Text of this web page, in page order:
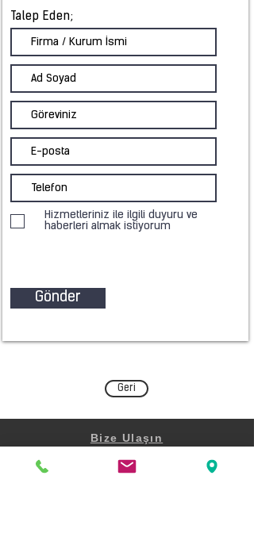
Talep Eden;
Hizmetleriniz ile ilgili duyuru ve
haberleri almak istiyorum
Gönder
Geri
Bize Ulaşın
Şair Eşref Bulvarı
Beşe İş Merkezi No:34 K:8 D:15